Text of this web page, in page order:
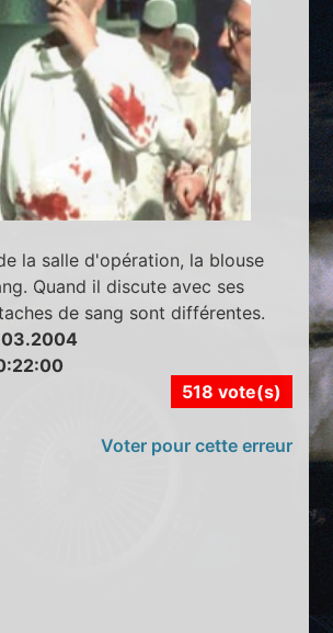
la salle d'opération, la blouse
Quand il discute avec ses
de sang sont différentes.
518 vote(s)
Voter pour cette erreur